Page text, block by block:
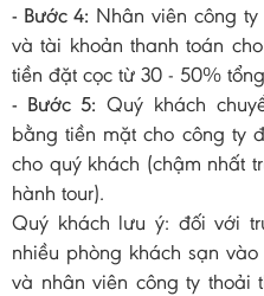
- Bước 4: Nhân viên công
và tài khoản thanh toán
tiền đặt cọc từ 30 - 50%
- Bước 5: Quý khách
bằng tiền mặt cho công ty
cho quý khách (chậm nhất
hành tour).
Quý khách lưu ý: đối với
nhiều phòng khách sạn
và nhân viên công ty thoải